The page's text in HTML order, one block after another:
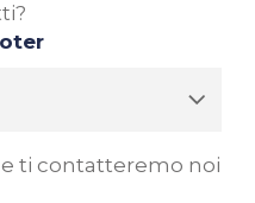
ti contatteremo noi